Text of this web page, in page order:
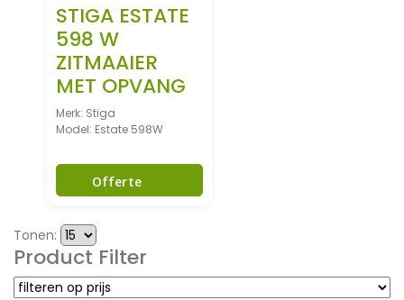
STIGA ESTATE
598 W
ZITMAAIER
MET OPVANG
Merk: Stiga
Model: Estate 598W
Offerte
Tonen:
Product Filter